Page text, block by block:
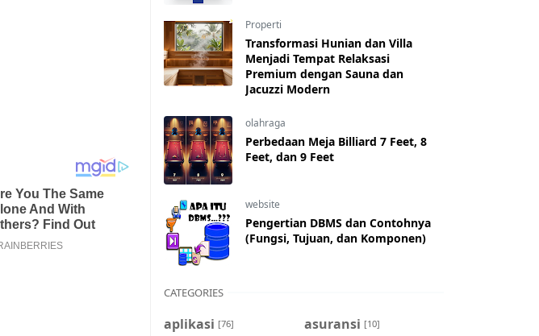
Properti
Transformasi Hunian dan Villa
Menjadi Tempat Relaksasi
Premium dengan Sauna dan
Jacuzzi Modern
olahraga
Perbedaan Meja Billiard 7 Feet, 8
Feet, dan 9 Feet
website
Pengertian DBMS dan Contohnya
(Fungsi, Tujuan, dan Komponen)
CATEGORIES
aplikasi [76] asuransi [10]